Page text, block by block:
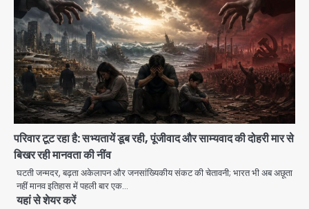
परिवार टूट रहा है: सभ्यतायें डूब रही, पूंजीवाद और साम्यवाद की दोहरी मार से
बिखर रही मानवता की नींव
घटती जन्मदर, बढ़ता अकेलापन और जनसांख्यिकीय संकट की चेतावनी; भारत भी अब अछूता
नहीं मानव इतिहास में पहली बार एक…
यहां से शेयर करें